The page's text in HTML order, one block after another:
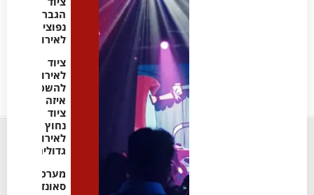
הגברה
נפוצים
לאירועים
ציוד
לאירועים
להשכרה:
איזה
ציוד
נחוץ
לאירועים
גדולים
מערכות
סאונד